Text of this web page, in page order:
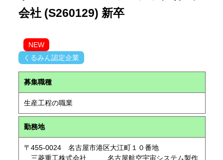
会社 (S260129) 新卒
NEW
くるみん認定企業
募集職種
生産工程の職業
勤務地
〒455-0024 名古屋市港区大江町１０番地
三菱重工株式会社 名古屋航空宇宙システム製作